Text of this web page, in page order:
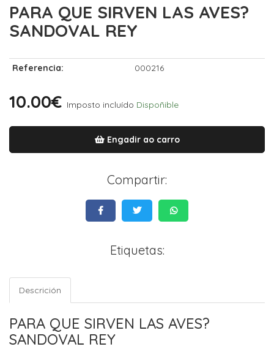
PARA QUE SIRVEN LAS AVES?
SANDOVAL REY
Referencia: 000216
10.00€ Imposto incluído Dispoñible
Engadir ao carro
Compartir:
Etiquetas:
Descrición
PARA QUE SIRVEN LAS AVES?
SANDOVAL REY